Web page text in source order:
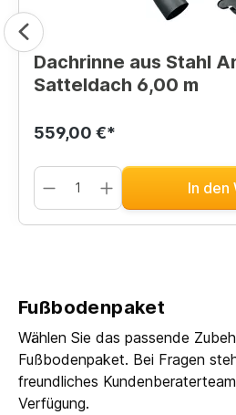
Dachrinne aus Stahl
Satteldach 6,00 m
559,00 €*
In den
Fußbodenpaket
Wählen Sie das passende
Fußbodenpaket. Bei Fragen
freundliches
Verfügung.